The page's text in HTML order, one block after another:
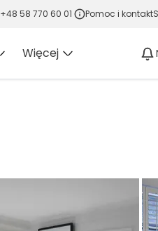
+48 58 770 60 01 Pomoc i kontakt
Więcej